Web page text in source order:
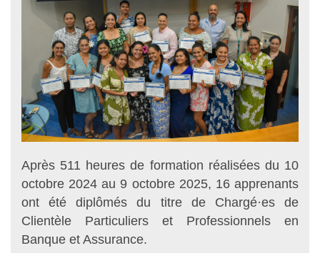
Après 511 heures de formation réalisées du 10
octobre 2024 au 9 octobre 2025, 16 apprenants
ont été diplômés du titre de Chargé·es de
Clientèle Particuliers et Professionnels en
Banque et Assurance.